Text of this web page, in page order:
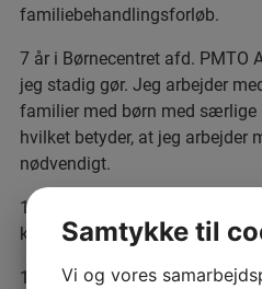
familiebehandlingsforløb.
7 år i Børnecentret afd. PMTO
jeg stadig gør. Jeg arbejder
familier med børn med særlige
hvilket betyder, at jeg arbejder
nødvendigt.
12 år som rådgiver i Åben
kommune.
1½ år som kursusleder i
Samtykke til
Vi og vores